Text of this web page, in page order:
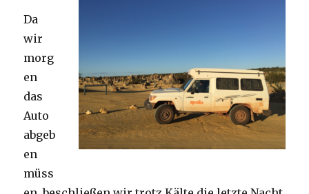
Da
wir
morg
en
das
Auto
abgeb
en
müss